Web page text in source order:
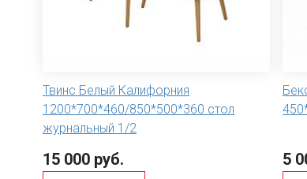
Твинс Белый Калифорния
1200*700*460/850*500*360 стол
журнальный 1/2
15 000 руб. 5